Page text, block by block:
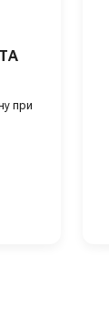
при